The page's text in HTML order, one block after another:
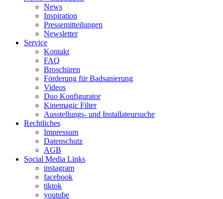
News
Inspiration
Pressemitteilungen
Newsletter
Service
Kontakt
FAQ
Broschüren
Förderung für Badsanierung
Videos
Duo Konfigurator
Kinemagic Filter
Ausstellungs- und Installateursuche
Rechtliches
Impressum
Datenschutz
AGB
Social Media Links
instagram
facebook
tiktok
youtube